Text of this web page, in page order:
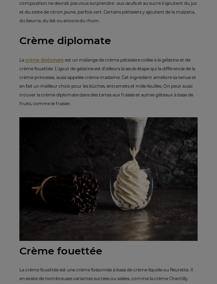
composition ne devrait pas vous surprendre : aux œufs et au sucre s’ajoutent du jus
et du zeste de citron jaune, parfois vert. Certains pâtissiers y ajoutent de la maïzena,
du beurre, du lait ou encore du rhum.
Crème diplomate
Lacrème diplomate est un mélange de crème pâtissière collée à la gélatine et de
crème fouettée. L’ajout de gélatine est d’ailleurs la seule étape qui la différencie de la
crème princesse, aussi appelée crème madame. Cet ingrédient améliore sa tenue et
en fait un meilleur choix pour les bûches, entremets et mille-feuilles. On peut aussi
trouver la crème diplomate dans des tartes aux fraises et autres gâteaux à base de
fruits, comme le fraisier.
Crème fouettée
La crème fouettée est une crème foisonnée à base de crème liquide ou fleurette. Il
en existe de nombreuses variantes sucrées ou salées, comme la crème Chantilly.